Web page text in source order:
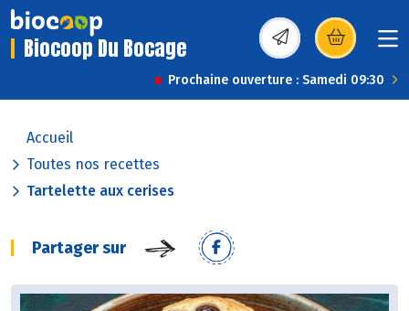
Biocoop Du Bocage (s’ouvre dans une
Prochaine ouverture : Samedi 09:30
Accueil
Toutes nos recettes
Tartelette aux cerises
Partager sur